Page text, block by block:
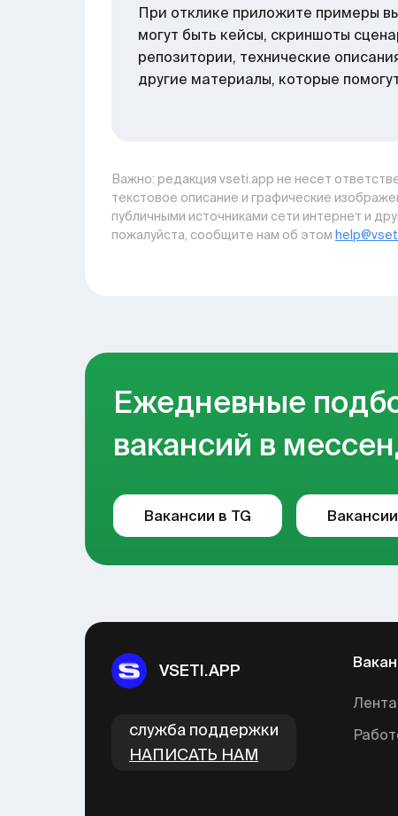
При отклике приложите примеры
могут быть кейсы, скриншоты
репозитории, технические
другие материалы, которые
Важно: pедакция vseti.app не несет
текстовое описание и графические
публичными источниками сети интернет и
пожалуйста, сообщите нам об этом
Ежедневные
вакансий в
Вакансии в TG
VSETI.APP
cлужба поддержки
НАПИСАТЬ НАМ